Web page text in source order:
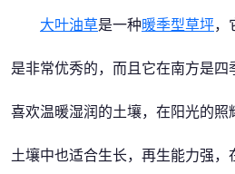
大叶油草是一种暖季型草坪，
是非常优秀的，而且它在南方是四
喜欢温暖湿润的土壤，在阳光的
土壤中也适合生长，再生能力强，